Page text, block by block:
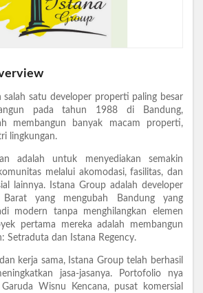
salah satu developer properti paling besar
pada tahun 1988 di Bandung,
membangun banyak macam properti,
lingkungan.
adalah untuk menyediakan semakin
melalui akomodasi, fasilitas, dan
lainnya. Istana Group adalah developer
yang mengubah Bandung yang
modern tanpa menghilangkan elemen
pertama mereka adalah membangun
Setraduta dan Istana Regency.
kerja sama, Istana Group telah berhasil
jasa-jasanya. Portofolio nya
Wisnu Kencana, pusat komersial